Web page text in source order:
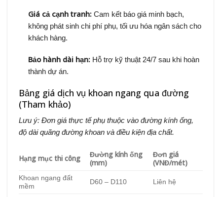
Giá cả cạnh tranh: Cam kết báo giá minh bạch,
không phát sinh chi phí phụ, tối ưu hóa ngân sách cho
khách hàng.
Bảo hành dài hạn: Hỗ trợ kỹ thuật 24/7 sau khi hoàn
thành dự án.
Bảng giá dịch vụ khoan ngang qua đường
(Tham khảo)
Lưu ý: Đơn giá thực tế phụ thuộc vào đường kính ống,
độ dài quãng đường khoan và điều kiện địa chất.
Hạng mục thi công
Đường kính ống
(mm)
Đơn giá
(VNĐ/mét)
Khoan ngang đất
mềm
D60 – D110 Liên hệ